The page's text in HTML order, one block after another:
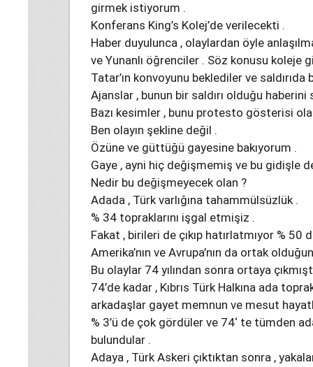
girmek istiyorum .
Konferans King’s Kolej’de verilecekti .
Haber duyulunca , olaylardan öyle
ve Yunanlı öğrenciler . Söz konusu koleje
Tatar’ın konvoyunu beklediler ve saldırıda
Ajanslar , bunun bir saldırı olduğu
Bazı kesimler , bunu protesto gösterisi
Ben olayın şekline değil .
Özüne ve güttüğü gayesine bakıyorum .
Gaye , ayni hiç değişmemiş ve bu gidişle
Nedir bu değişmeyecek olan ?
Adada , Türk varlığına tahammülsüzlük .
% 34 topraklarını işgal etmişiz .
Fakat , birileri de çıkıp hatırlatmıyor % 50
Amerika’nın ve Avrupa’nın da ortak
Bu olaylar 74 yılından sonra ortaya
74’de kadar , Kıbrıs Türk Halkına ada
arkadaşlar gayet memnun ve mesut
% 3’ü de çok gördüler ve 74‘ te tümden
bulundular .
Adaya , Türk Askeri çıktıktan sonra ,